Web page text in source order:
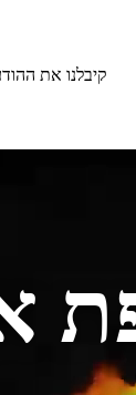
קיבלנו את